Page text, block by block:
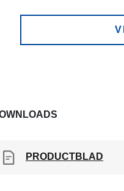
PRODUCTBLAD